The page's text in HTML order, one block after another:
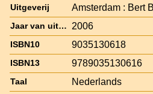
Uitgeverij Amsterdam : Bert
Jaar van uitgave 2006
ISBN10 9035130618
ISBN13 9789035130616
Taal Nederlands